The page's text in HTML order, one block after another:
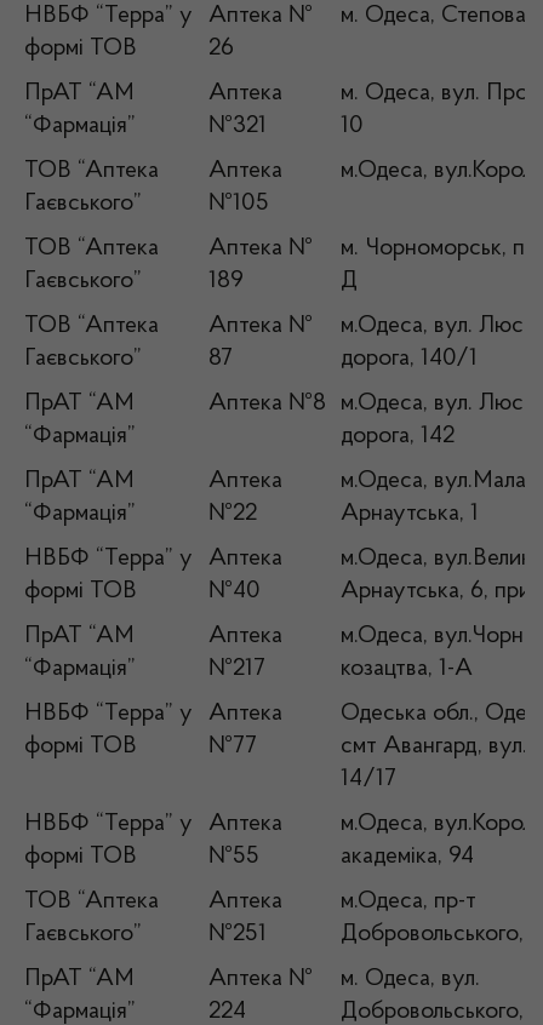
НВБФ “Терра” у
формі ТОВ
Аптека №
26
м. Одеса, Степова,
ПрАТ “АМ
“Фармація”
Аптека
№321
м. Одеса, вул.
10
ТОВ “Аптека
Гаєвського”
Аптека
№105
м.Одеса,
ТОВ “Аптека
Гаєвського”
Аптека №
189
м. Чорноморськ,
Д
ТОВ “Аптека
Гаєвського”
Аптека №
87
м.Одеса, вул.
дорога, 140/1
ПрАТ “АМ
“Фармація”
Аптека №8
м.Одеса, вул.
дорога, 142
ПрАТ “АМ
“Фармація”
Аптека
№22
м.Одеса, вул.Мала
Арнаутська, 1
НВБФ “Терра” у
формі ТОВ
Аптека
№40
м.Одеса, вул.Велика
Арнаутська, 6,
ПрАТ “АМ
“Фармація”
Аптека
№217
м.Одеса,
козацтва, 1-А
НВБФ “Терра” у
формі ТОВ
Аптека
№77
Одеська обл.,
смт Авангард,
14/17
НВБФ “Терра” у
формі ТОВ
Аптека
№55
м.Одеса,
академіка, 94
ТОВ “Аптека
Гаєвського”
Аптека
№251
м.Одеса, пр-т
Добровольського,
ПрАТ “АМ
“Фармація”
Аптека №
224
м. Одеса, вул.
Добровольського,